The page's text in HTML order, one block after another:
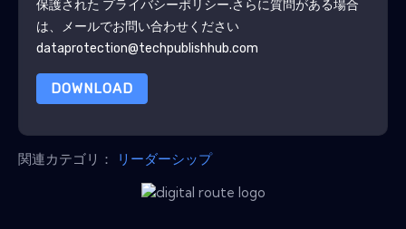
保護された プライバシーポリシー.さらに質問がある場合
は、メールでお問い合わせください
dataprotection@techpublishhub.com
DOWNLOAD
関連カテゴリ： リーダーシップ